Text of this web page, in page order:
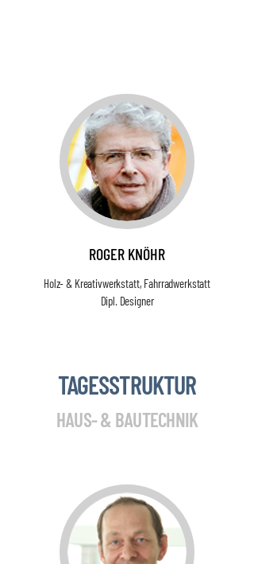
ROGER KNÖHR
Holz- & Kreativwerkstatt, Fahrradwerkstatt
Dipl. Designer
TAGESSTRUKTUR
HAUS- & BAUTECHNIK